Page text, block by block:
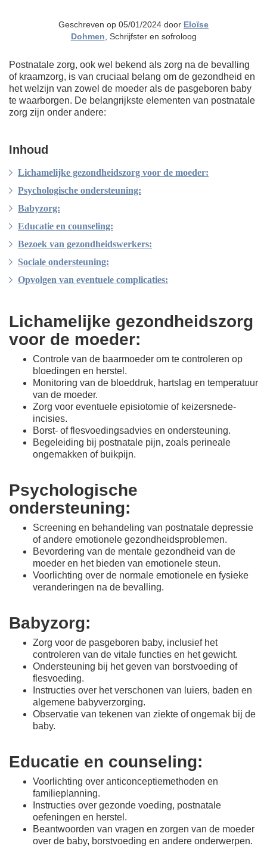
Geschreven op 05/01/2024 door Eloïse
Dohmen , Schrijfster en sofroloog
Postnatale zorg, ook wel bekend als zorg na de bevalling
of kraamzorg, is van cruciaal belang om de gezondheid en
het welzijn van zowel de moeder als de pasgeboren baby
te waarborgen. De belangrijkste elementen van postnatale
zorg zijn onder andere:
Inhoud
Lichamelijke gezondheidszorg voor de moeder:
Psychologische ondersteuning:
Babyzorg:
Educatie en counseling:
Bezoek van gezondheidswerkers:
Sociale ondersteuning:
Opvolgen van eventuele complicaties:
Lichamelijke gezondheidszorg
voor de moeder:
Controle van de baarmoeder om te controleren op
bloedingen en herstel.
Monitoring van de bloeddruk, hartslag en temperatuur
van de moeder.
Zorg voor eventuele episiotomie of keizersnede-
incisies.
Borst- of flesvoedingsadvies en ondersteuning.
Begeleiding bij postnatale pijn, zoals perineale
ongemakken of buikpijn.
Psychologische
ondersteuning:
Screening en behandeling van postnatale depressie
of andere emotionele gezondheidsproblemen.
Bevordering van de mentale gezondheid van de
moeder en het bieden van emotionele steun.
Voorlichting over de normale emotionele en fysieke
veranderingen na de bevalling.
Babyzorg:
Zorg voor de pasgeboren baby, inclusief het
controleren van de vitale functies en het gewicht.
Ondersteuning bij het geven van borstvoeding of
flesvoeding.
Instructies over het verschonen van luiers, baden en
algemene babyverzorging.
Observatie van tekenen van ziekte of ongemak bij de
baby.
Educatie en counseling:
Voorlichting over anticonceptiemethoden en
familieplanning.
Instructies over gezonde voeding, postnatale
oefeningen en herstel.
Beantwoorden van vragen en zorgen van de moeder
over de baby, borstvoeding en andere onderwerpen.